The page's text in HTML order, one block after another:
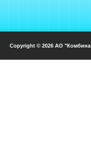
Copyright © 2026 АО